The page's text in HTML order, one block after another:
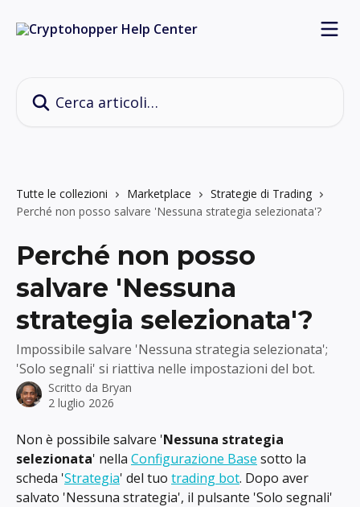
Tutte le collezioni Marketplace
Strategie di Trading
Perché non posso salvare 'Nessuna strategia selezionata'?
Perché non posso
salvare 'Nessuna
strategia selezionata'?
Impossibile salvare 'Nessuna strategia selezionata';
'Solo segnali' si riattiva nelle impostazioni del bot.
Scritto da Bryan
2 luglio 2026
Non è possibile salvare 'Nessuna strategia
selezionata' nella Configurazione Base sotto la
scheda 'Strategia' del tuo trading bot. Dopo aver
salvato 'Nessuna strategia', il pulsante 'Solo segnali'